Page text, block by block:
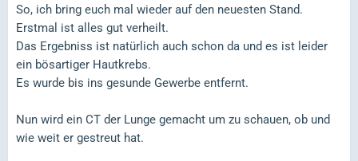
So, ich bring euch mal wieder auf den neuesten Stand.
Erstmal ist alles gut verheilt.
Das Ergebniss ist natürlich auch schon da und es ist leider
ein bösartiger Hautkrebs.
Es wurde bis ins gesunde Gewerbe entfernt.
Nun wird ein CT der Lunge gemacht um zu schauen, ob und
wie weit er gestreut hat.